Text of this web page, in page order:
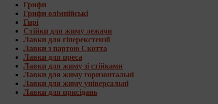
Грифи
Грифи олімпійські
Гирі
Стійки для жиму лежачи
Лавки для гіперекстензії
Лавки з партою Скотта
Лавки для преса
Лавки для жиму зі стійками
Лавки для жиму горизонтальні
Лавки для жиму універсальні
Лавки для присідань